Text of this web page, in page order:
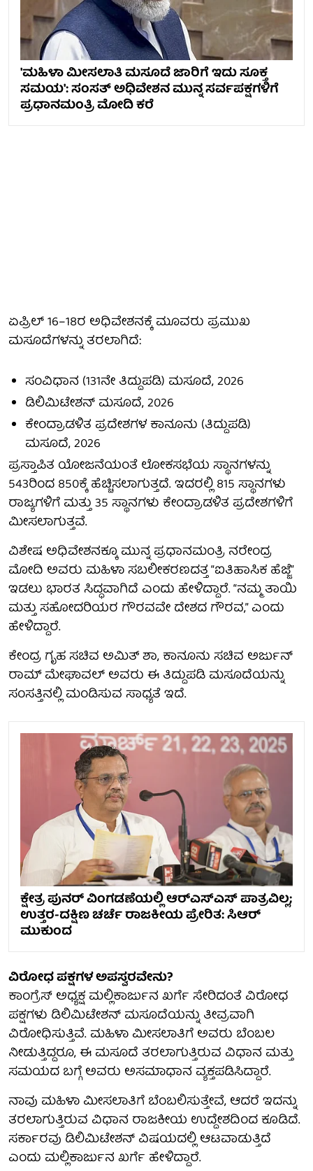
'ಮಹಿಳಾ ಮೀಸಲಾತಿ ಮಸೂದೆ ಜಾರಿಗೆ ಇದು ಸೂಕ್ತ
ಸಮಯ': ಸಂಸತ್ ಅಧಿವೇಶನ ಮುನ್ನ ಸರ್ವಪಕ್ಷಗಳಿಗೆ
ಪ್ರಧಾನಮಂತ್ರಿ ಮೋದಿ ಕರೆ
ಏಪ್ರಿಲ್ 16–18ರ ಅಧಿವೇಶನಕ್ಕೆ ಮೂವರು ಪ್ರಮುಖ
ಮಸೂದೆಗಳನ್ನು ತರಲಾಗಿದೆ:
ಸಂವಿಧಾನ (131ನೇ ತಿದ್ದುಪಡಿ) ಮಸೂದೆ, 2026
ಡಿಲಿಮಿಟೇಶನ್ ಮಸೂದೆ, 2026
ಕೇಂದ್ರಾಡಳಿತ ಪ್ರದೇಶಗಳ ಕಾನೂನು (ತಿದ್ದುಪಡಿ)
ಮಸೂದೆ, 2026
ಪ್ರಸ್ತಾಪಿತ ಯೋಜನೆಯಂತೆ ಲೋಕಸಭೆಯ ಸ್ಥಾನಗಳನ್ನು
543ರಿಂದ 850ಕ್ಕೆ ಹೆಚ್ಚಿಸಲಾಗುತ್ತದೆ. ಇದರಲ್ಲಿ 815 ಸ್ಥಾನಗಳು
ರಾಜ್ಯಗಳಿಗೆ ಮತ್ತು 35 ಸ್ಥಾನಗಳು ಕೇಂದ್ರಾಡಳಿತ ಪ್ರದೇಶಗಳಿಗೆ
ಮೀಸಲಾಗುತ್ತವೆ.
ವಿಶೇಷ ಅಧಿವೇಶನಕ್ಕೂ ಮುನ್ನ ಪ್ರಧಾನಮಂತ್ರಿ ನರೇಂದ್ರ
ಮೋದಿ ಅವರು ಮಹಿಳಾ ಸಬಲೀಕರಣದತ್ತ “ಐತಿಹಾಸಿಕ ಹೆಜ್ಜೆ”
ಇಡಲು ಭಾರತ ಸಿದ್ಧವಾಗಿದೆ ಎಂದು ಹೇಳಿದ್ದಾರೆ. “ನಮ್ಮ ತಾಯಿ
ಮತ್ತು ಸಹೋದರಿಯರ ಗೌರವವೇ ದೇಶದ ಗೌರವ,” ಎಂದು
ಹೇಳಿದ್ದಾರೆ.
ಕೇಂದ್ರ ಗೃಹ ಸಚಿವ ಅಮಿತ್ ಶಾ, ಕಾನೂನು ಸಚಿವ ಅರ್ಜುನ್
ರಾಮ್ ಮೇಘಾವಲ್ ಅವರು ಈ ತಿದ್ದುಪಡಿ ಮಸೂದೆಯನ್ನು
ಸಂಸತ್ತಿನಲ್ಲಿ ಮಂಡಿಸುವ ಸಾಧ್ಯತೆ ಇದೆ.
ಕ್ಷೇತ್ರ ಪುನರ್‌ ವಿಂಗಡಣೆಯಲ್ಲಿ ಆರ್‌ಎಸ್‌ಎಸ್‌ ಪಾತ್ರವಿಲ್ಲ;
ಉತ್ತರ-ದಕ್ಷಿಣ ಚರ್ಚೆ ರಾಜಕೀಯ ಪ್ರೇರಿತ: ಸಿಆರ್
ಮುಕುಂದ
ವಿರೋಧ ಪಕ್ಷಗಳ ಅಪಸ್ವರವೇನು?
ಕಾಂಗ್ರೆಸ್ ಅಧ್ಯಕ್ಷ ಮಲ್ಲಿಕಾರ್ಜುನ ಖರ್ಗೆ ಸೇರಿದಂತೆ ವಿರೋಧ
ಪಕ್ಷಗಳು ಡಿಲಿಮಿಟೇಶನ್ ಮಸೂದೆಯನ್ನು ತೀವ್ರವಾಗಿ
ವಿರೋಧಿಸುತ್ತಿವೆ. ಮಹಿಳಾ ಮೀಸಲಾತಿಗೆ ಅವರು ಬೆಂಬಲ
ನೀಡುತ್ತಿದ್ದರೂ, ಈ ಮಸೂದೆ ತರಲಾಗುತ್ತಿರುವ ವಿಧಾನ ಮತ್ತು
ಸಮಯದ ಬಗ್ಗೆ ಅವರು ಅಸಮಾಧಾನ ವ್ಯಕ್ತಪಡಿಸಿದ್ದಾರೆ.
ನಾವು ಮಹಿಳಾ ಮೀಸಲಾತಿಗೆ ಬೆಂಬಲಿಸುತ್ತೇವೆ, ಆದರೆ ಇದನ್ನು
ತರಲಾಗುತ್ತಿರುವ ವಿಧಾನ ರಾಜಕೀಯ ಉದ್ದೇಶದಿಂದ ಕೂಡಿದೆ.
ಸರ್ಕಾರವು ಡಿಲಿಮಿಟೇಶನ್ ವಿಷಯದಲ್ಲಿ ಆಟವಾಡುತ್ತಿದೆ
ಎಂದು ಮಲ್ಲಿಕಾರ್ಜುನ ಖರ್ಗೆ ಹೇಳಿದ್ದಾರೆ.